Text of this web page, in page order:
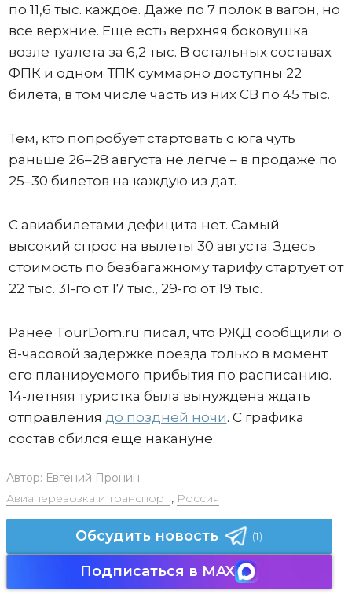
по 11,6 тыс. каждое. Даже по 7 полок в вагон, но
все верхние. Еще есть верхняя боковушка
возле туалета за 6,2 тыс. В остальных составах
ФПК и одном ТПК суммарно доступны 22
билета, в том числе часть из них СВ по 45 тыс.
Тем, кто попробует стартовать с юга чуть
раньше 26–28 августа не легче – в продаже по
25–30 билетов на каждую из дат.
С авиабилетами дефицита нет. Самый
высокий спрос на вылеты 30 августа. Здесь
стоимость по безбагажному тарифу стартует от
22 тыс. 31-го от 17 тыс., 29-го от 19 тыс.
Ранее TourDom.ru писал, что РЖД сообщили о
8-часовой задержке поезда только в момент
его планируемого прибытия по расписанию.
14-летняя туристка была вынуждена ждать
отправления до поздней ночи. С графика
состав сбился еще накануне.
Автор: Евгений Пронин
Авиаперевозка и транспорт, Россия
Обсудить новость (1)
Подписаться в MAX